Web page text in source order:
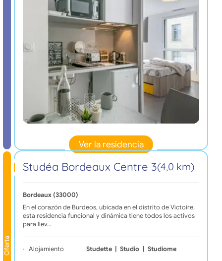
Ver la residencia
Oferta
Studéa Bordeaux Centre 3(4,0 km)
Bordeaux (33000)
En el corazón de Burdeos, ubicada en el distrito de Victoire,
esta residencia funcional y dinámica tiene todos los activos
para llev…
Alojamiento Studette | Studio | Studiome